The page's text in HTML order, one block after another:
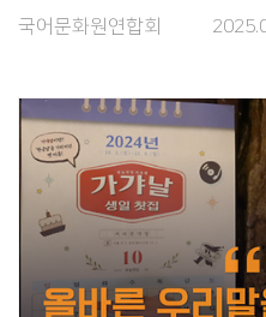
국어문화원연합회